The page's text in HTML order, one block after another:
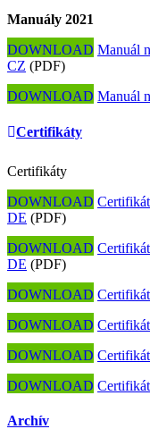
Manuály 2021
DOWNLOAD Manuál
CZ (PDF)
DOWNLOAD Manuál
Certifikáty
Certifikáty
DOWNLOAD
DE (PDF)
DOWNLOAD
DE (PDF)
DOWNLOAD
DOWNLOAD
DOWNLOAD
DOWNLOAD
Archív